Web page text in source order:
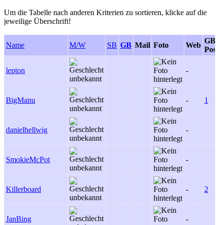
Um die Tabelle nach anderen Kriterien zu sortieren, klicke auf die
jeweilige Überschrift!
Name M/W SB GB Mail Foto Web
GB-
lepton -
BigManu - 1
danielhellwig -
SmokieMcPot -
Killerboard - 2
JanBing -